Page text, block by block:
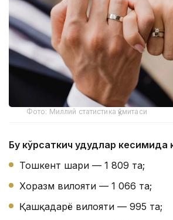
Фото: Миллий статистика қўмитаси
Бу кўрсаткич ҳудудлар кесимида
Тошкент шаҳри — 1 809 та;
Хоразм вилояти — 1 066 та;
Қашқадарё вилояти — 995 та;